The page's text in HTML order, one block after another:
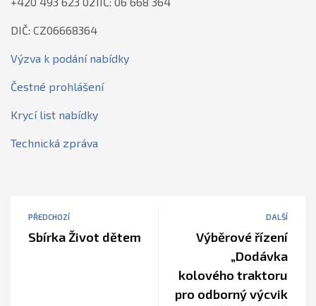
DIČ: CZ06668364
Výzva k podání nabídky
Čestné prohlášení
Krycí list nabídky
Technická zpráva
PŘEDCHOZÍ
Sbírka Život dětem
DALŠÍ
Výběrové řízení
„Dodávka
kolového traktoru
pro odborný výcvik